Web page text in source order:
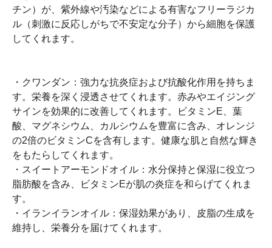
チン）が、紫外線や汚染などによる有害なフリーラジカ
ル（刺激に反応しがちで不安定な分子）から細胞を保護
してくれます。
・クワンダン：強力な抗炎症および抗酸化作用を持ちま
す。栄養を深く浸透させてくれます。赤みやエイジング
サインを効果的に改善してくれます。ビタミンE、葉
酸、マグネシウム、カルシウムを豊富に含み、オレンジ
の2倍のビタミンCを含有します。健康な肌と自然な輝き
をもたらしてくれます。
・スイートアーモンドオイル：水分保持と保湿に役立つ
脂肪酸を含み、ビタミンEが肌の炎症を和らげてくれま
す。
・イランイランオイル：保湿効果があり、皮脂の生成を
維持し、栄養分を届けてくれます。